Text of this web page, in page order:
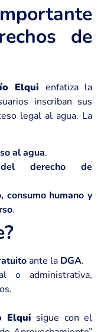
de
Elqui enfatiza la
inscriban sus
legal al agua. La
al agua.
derecho de
consumo humano y
.
ante la DGA.
o administrativa,
Elqui sigue con el